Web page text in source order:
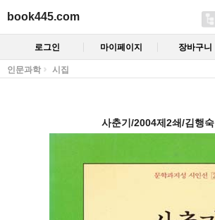
book445.com
로그인 마이페이지 장바구니
인문과학 시집
사춘기/2004제2쇄/김행숙